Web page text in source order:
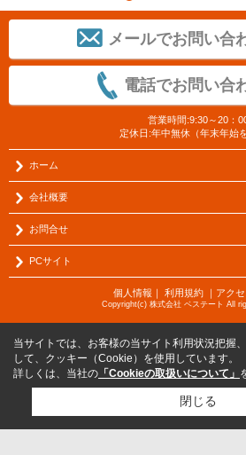
メールでお問い合
電話でお問い合
営業時間:9:30～20：
定休日:年中無休（年末年始を
ホーム
会社概要
お問合せ
PCサイト
個人情報 ｜ 利用規約｜ アク
Copyright(c) 株式会社 ベステート All
当サイトでは、お客様の当サイト利用状況把握
して、クッキー（Cookie）を使用しています。
詳しくは、当社の 「Cookieの取扱いについて」
閉じる